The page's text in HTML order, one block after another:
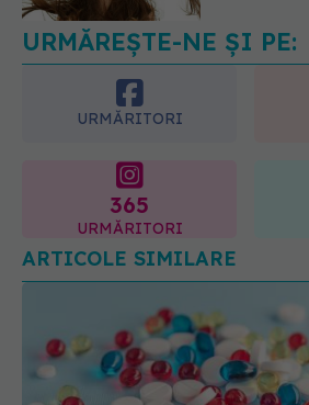
09.08.2026, 09:00
URMĂRITORI
365
ARTICOLE SIMILARE